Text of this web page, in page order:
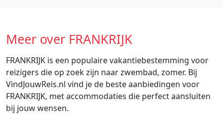
Meer over FRANKRIJK
FRANKRIJK is een populaire vakantiebestemming voor
reizigers die op zoek zijn naar zwembad, zomer. Bij
VindJouwReis.nl vind je de beste aanbiedingen voor
FRANKRIJK, met accommodaties die perfect aansluiten
bij jouw wensen.